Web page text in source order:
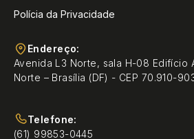
Polícia da Privacidade
Endereço:
Avenida L3 Norte, sala H-08 Edifício
Norte – Brasília (DF) - CEP 70.910-
Telefone:
(61) 99853-0445